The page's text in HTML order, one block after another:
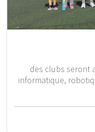
des clubs seront
informatique,